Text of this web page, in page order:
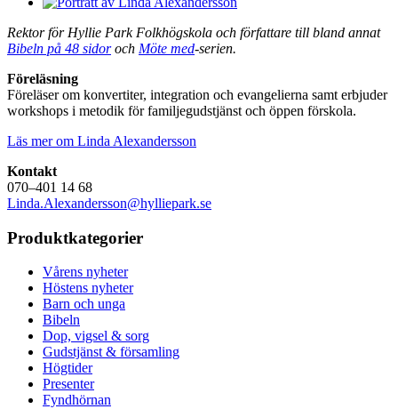
Rektor för Hyllie Park Folkhögskola och författare till bland annat
Bibeln på 48 sidoroch Möte med-serien.
Föreläsning
Föreläser om konvertiter, integration och evangelierna samt erbjuder
workshops i metodik för familjegudstjänst och öppen förskola.
Läs mer om Linda Alexandersson
Kontakt
070–401 14 68
Linda.Alexandersson@hylliepark.se
Produktkategorier
Vårens nyheter
Höstens nyheter
Barn och unga
Bibeln
Dop, vigsel & sorg
Gudstjänst & församling
Högtider
Presenter
Fyndhörnan